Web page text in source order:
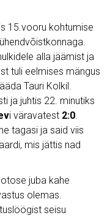
15.vooru kohtumise
alla jäämist ja
tuli eelmises mängus
Tauri Kolkil.
ja juhtis 22. minutiks
i väravatest 2:0.
tagasi ja said viis
mis jättis nad
juba kahe
olemas.
seisu